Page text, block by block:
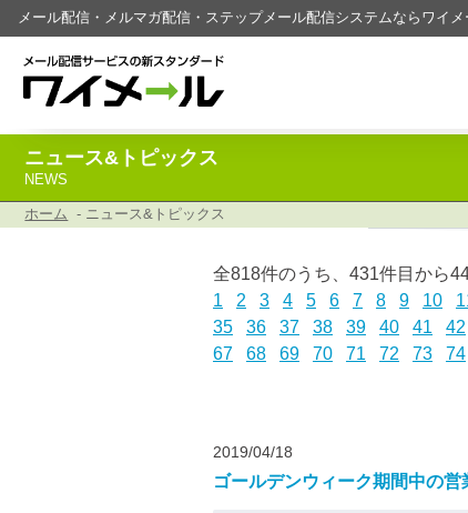
メール配信・メルマガ配信・ステップメール配信システムならワイメ
ニュース&トピックス
NEWS
ホーム - ニュース&トピックス
全818件のうち、431件目から
1
2 3 4 5 6 7 8 9 10
35
36 37 38 39 40 41 42
67
68 69 70 71 72 73 74
2019/04/18
ゴールデンウィーク期間中の営